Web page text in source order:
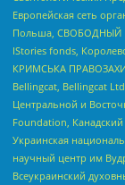
Европейская сеть
Польша, СВОБОДНЫЙ
IStories fonds,
КРИМСЬКА
Bellingcat, Bellingcat
Центральной и
Foundation,
Украинская
научный центр им
Всеукраинский